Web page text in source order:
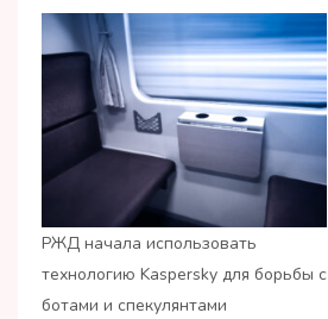
РЖД начала использовать
технологию Kaspersky для борьбы с
ботами и спекулянтами